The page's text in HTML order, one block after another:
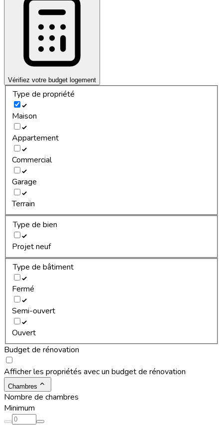
Vérifiez votre budget logement
Type de propriété
Maison
Appartement
Commercial
Garage
Terrain
Type de bien
Projet neuf
Type de bâtiment
Fermé
Semi-ouvert
Ouvert
Budget de rénovation
Afficher les propriétés avec un budget de rénovation
Chambres
Nombre de chambres
Minimum